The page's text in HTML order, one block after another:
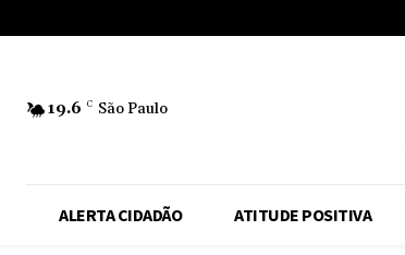
19.6 C São Paulo
ALERTA CIDADÃO ATITUDE POSITIVA